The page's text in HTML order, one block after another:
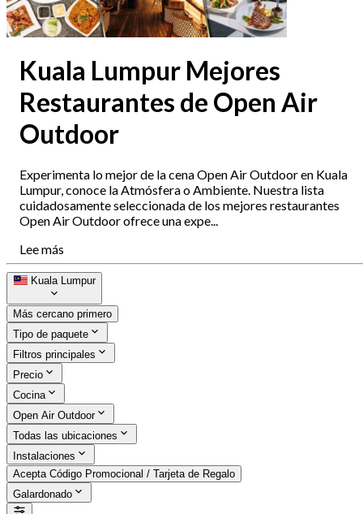
Kuala Lumpur Mejores
Restaurantes de Open Air
Outdoor
Experimenta lo mejor de la cena Open Air Outdoor en Kuala
Lumpur, conoce la Atmósfera o Ambiente. Nuestra lista
cuidadosamente seleccionada de los mejores restaurantes
Open Air Outdoor ofrece una expe...
Lee más
Kuala Lumpur
Más cercano primero
Tipo de paquete
Filtros principales
Precio
Cocina
Open Air Outdoor
Todas las ubicaciones
Instalaciones
Acepta Código Promocional / Tarjeta de Regalo
Galardonado